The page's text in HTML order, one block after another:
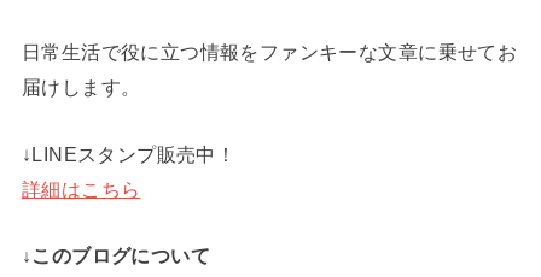
日常生活で役に立つ情報をファンキーな文章に乗せてお
届けします。
↓LINEスタンプ販売中！
詳細はこちら
↓このブログについて